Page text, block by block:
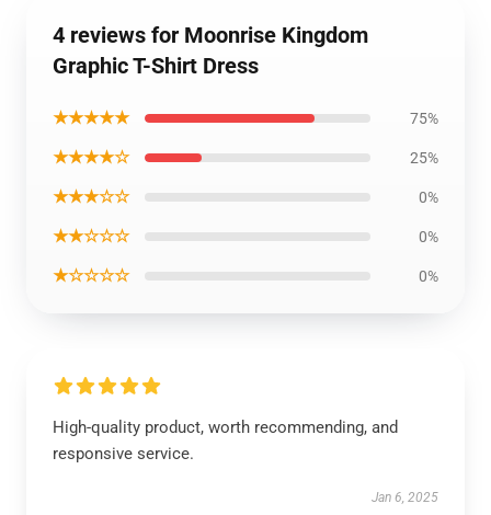
4 reviews for Moonrise Kingdom
Graphic T-Shirt Dress
★★★★★ 75%
★★★★☆ 25%
★★★☆☆ 0%
★★☆☆☆ 0%
★☆☆☆☆ 0%
High-quality product, worth recommending, and
responsive service.
Jan 6, 2025